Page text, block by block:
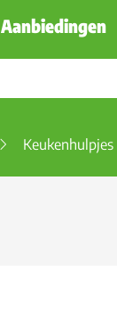
Aanbiedingen
Keukenhulpjes